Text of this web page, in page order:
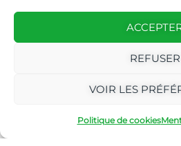
REFUSER
VOIR LES
Politique de cookies
Nous suivre